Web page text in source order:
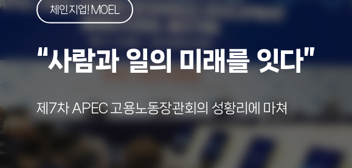
체인지업! MOEL
“사람과 일의 미래를 잇다”
제7차 APEC 고용노동장관회의 성황리에 마쳐